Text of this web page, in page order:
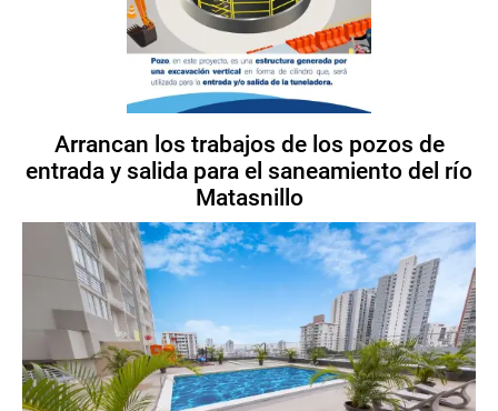
Arrancan los trabajos de los pozos de
entrada y salida para el saneamiento del río
Matasnillo